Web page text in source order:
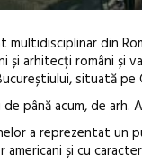
multidisciplinar din
arhitecți români și
situată
până acum, de arh.
a reprezentat
și cu